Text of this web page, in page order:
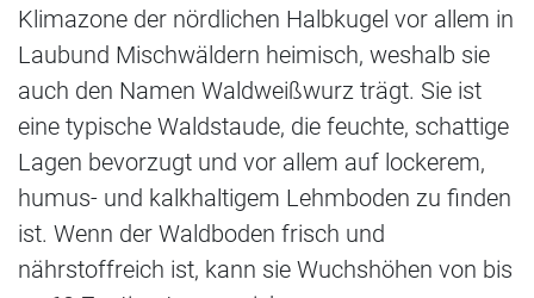
Klimazone der nördlichen Halbkugel vor allem in
Laubund Mischwäldern heimisch, weshalb sie
auch den Namen Waldweißwurz trägt. Sie ist
eine typische Waldstaude, die feuchte, schattige
Lagen bevorzugt und vor allem auf lockerem,
humus- und kalkhaltigem Lehmboden zu finden
ist. Wenn der Waldboden frisch und
nährstoffreich ist, kann sie Wuchshöhen von bis